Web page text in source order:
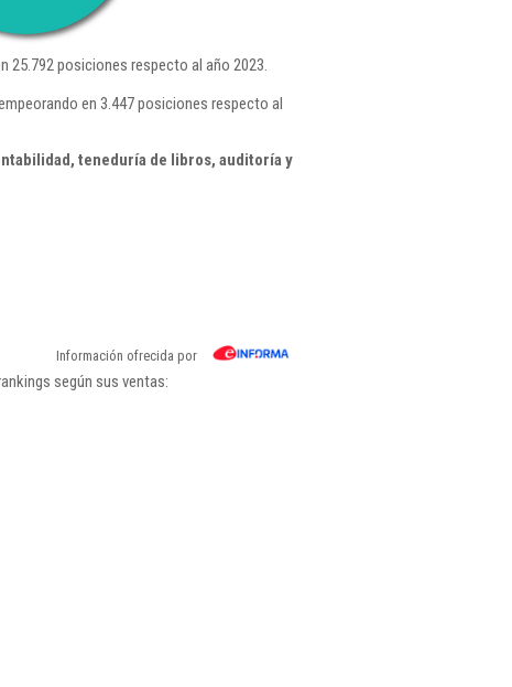
25.792 posiciones respecto al año 2023.
en 3.447 posiciones respecto al
teneduría de libros, auditoría y
Información ofrecida por
según sus ventas: